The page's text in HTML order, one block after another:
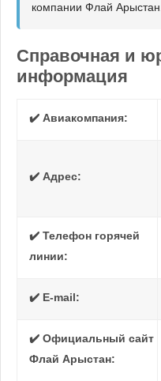
компании Флай Арыстан.
Справочная и
информация
✔️ Авиакомпания:
✔️ Адрес:
✔️ Телефон горячей
линии:
✔️ E-mail:
✔️ Официальный сайт
Флай Арыстан: